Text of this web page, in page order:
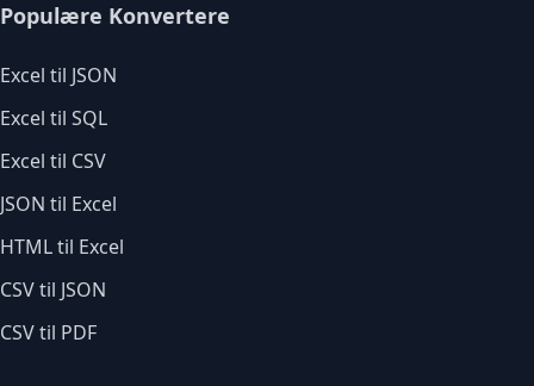
Populære Konvertere
Excel til JSON
Excel til SQL
Excel til CSV
JSON til Excel
HTML til Excel
CSV til JSON
CSV til PDF